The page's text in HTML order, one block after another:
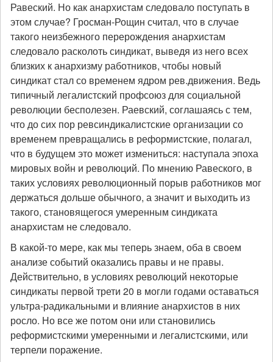
Равеский. Но как анархистам следовало поступать в
этом случае? Гросман-Рощин считал, что в случае
такого неизбежного перерождения анархистам
следовало расколоть синдикат, выведя из него всех
близких к анархизму работников, чтобы новый
синдикат стал со временем ядром рев.движения. Ведь
типичный легалистский профсоюз для социальной
революции бесполезен. Раевский, соглашаясь с тем,
что до сих пор ревсиндикалистские организации со
временем превращались в реформистские, полагал,
что в будущем это может измениться: наступала эпоха
мировых войн и революций. По мнению Равеского, в
таких условиях революционный порыв работников мог
держаться дольше обычного, а значит и выходить из
такого, становящегося умеренным синдиката
анархистам не следовало.
В какой-то мере, как мы теперь знаем, оба в своем
анализе событий оказались правы и не правы.
Действительно, в условиях революций некоторые
синдикаты первой трети 20 в могли годами оставаться
ультра-радикальными и влияние анархистов в них
росло. Но все же потом они или становились
реформистскими умеренными и легалистскими, или
терпели поражение.